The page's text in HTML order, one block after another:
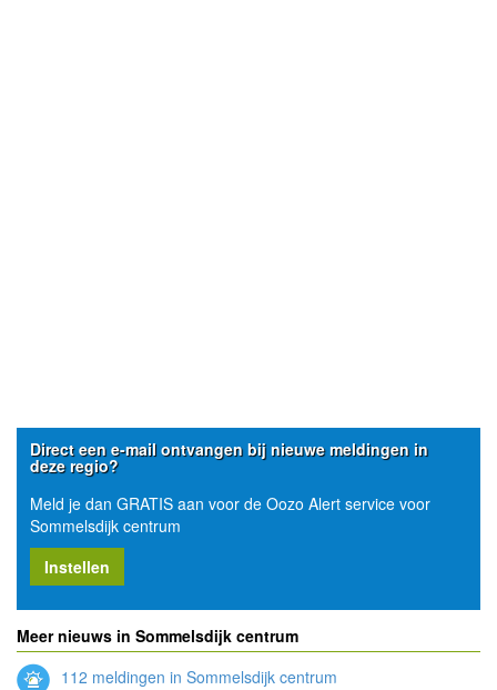
Direct een e-mail ontvangen bij nieuwe meldingen in
deze regio?
Meld je dan GRATIS aan voor de Oozo Alert service voor
Sommelsdijk centrum
Instellen
Meer nieuws in Sommelsdijk centrum
112 meldingen in Sommelsdijk centrum